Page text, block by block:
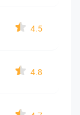
4.5
4.8